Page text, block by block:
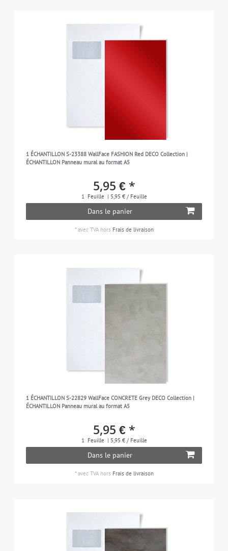
1 ÉCHANTILLON S-23388 WallFace FASHION Red DECO Collection |
ÉCHANTILLON Panneau mural au format A5
5,95 € *
1 Feuille | 5,95 € / Feuille
Dans le panier
*avec TVAhors Frais de livraison
1 ÉCHANTILLON S-22829 WallFace CONCRETE Grey DECO Collection |
ÉCHANTILLON Panneau mural au format A5
5,95 € *
1 Feuille | 5,95 € / Feuille
Dans le panier
*avec TVAhors Frais de livraison